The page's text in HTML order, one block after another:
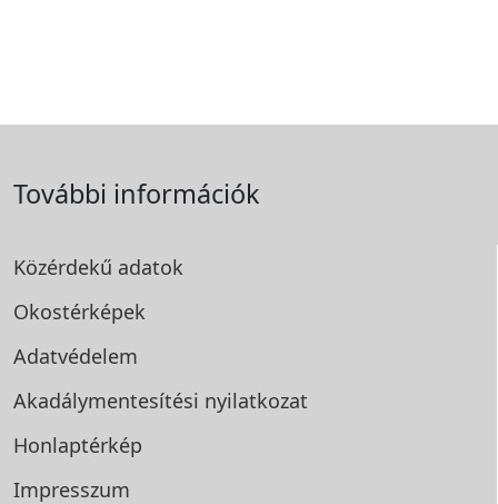
További információk
Közérdekű adatok
Okostérképek
Adatvédelem
Akadálymentesítési nyilatkozat
Honlaptérkép
Impresszum